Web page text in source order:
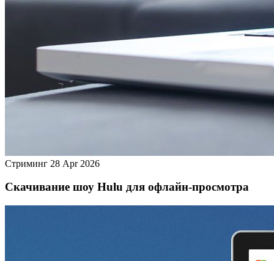
Стриминг 28 Apr 2026
Скачивание шоу Hulu для офлайн‑просмотра